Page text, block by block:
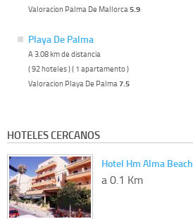
Valoracion Palma De Mallorca 5.9
Playa De Palma
A 3.08 km de distancia
( 92 hoteles ) ( 1 apartamento )
Valoracion Playa De Palma 7.5
HOTELES CERCANOS
Hotel Hm Alma Beach
a 0.1 Km